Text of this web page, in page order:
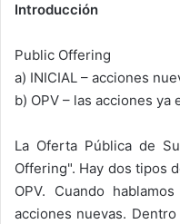
Introducción
Public Offering
a) INICIAL – acciones
b) OPV – las acciones ya
La Oferta Pública de
Offering". Hay dos tipos
OPV. Cuando
acciones nuevas.